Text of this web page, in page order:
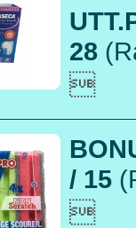
28

/ 15
